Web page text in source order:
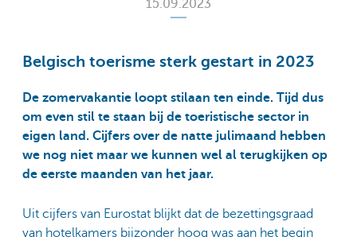
15.09.2023
Belgisch toerisme sterk gestart in 2023
De zomervakantie loopt stilaan ten einde. Tijd dus
om even stil te staan bij de toeristische sector in
eigen land. Cijfers over de natte julimaand hebben
we nog niet maar we kunnen wel al terugkijken op
de eerste maanden van het jaar.
Uit cijfers van Eurostat blijkt dat de bezettingsgraad
van hotelkamers bijzonder hoog was aan het begin